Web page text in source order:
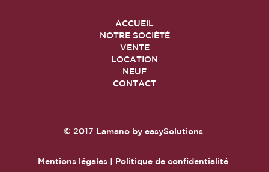
ACCUEIL
NOTRE SOCIÉTÉ
VENTE
LOCATION
NEUF
CONTACT
© 2017 Lamanoby easySolutions
Mentions légales | Politique de confidentialité